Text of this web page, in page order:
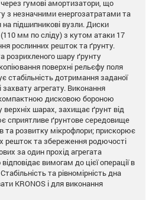
через гумові амортизатори, що
з незначними енергозатратами та
підшипникові вузли. Диски
мм по сліду) з кутом атаки 17
рослинних решток та ґрунту.
розрихленого шару ґрунту
поверхні рельєфу поля
стабільність дотримання заданої
захвату агрегату. Виконання
компактною дисковою бороною
шарах, захищає ґрунт від
сприятливе ґрунтове середовище
та розвитку мікрофлори; прискорює
решток та збереження родючості
за один прохід агрегата
вимогам до цієї операції в
та рівномірність дна
KRONOS і для виконання